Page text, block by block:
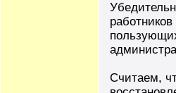
Считаем,